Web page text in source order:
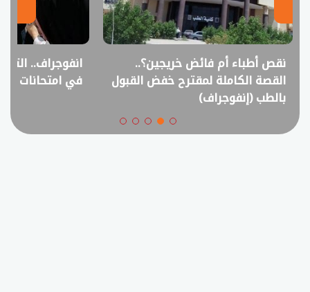
نقص أطباء أم فائض خريجين؟..
القصة الكاملة لمقترح خفض القبول
بالطب (إنفوجراف)
انفوجراف..
في امتحانات